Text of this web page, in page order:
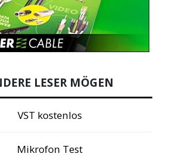
LESER MÖGEN
VST kostenlos
Mikrofon Test